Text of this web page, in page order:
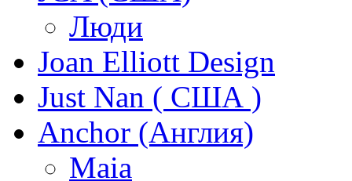
Люди
Joan Elliott Design
Just Nan ( США )
Anchor (Англия)
Maia